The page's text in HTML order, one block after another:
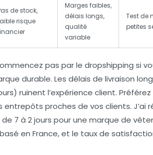
de stock,
risque
Marges faibles,
délais longs,
qualité
variable
Test de
petites
pas par le dropshipping si
durable. Les délais de livraison
ruinent l’expérience client. Préférez
entrepôts proches de vos clients. J’ai
de 7 à 2 jours pour une marque de
en France, et le taux de